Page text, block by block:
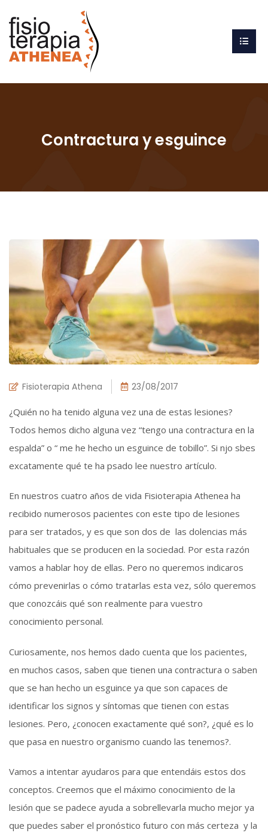
Contractura y esguince
Fisioterapia Athena 23/08/2017
¿Quién no ha tenido alguna vez una de estas lesiones?
Todos hemos dicho alguna vez “tengo una contractura en la
espalda” o “ me he hecho un esguince de tobillo”. Si njo sbes
excatamente qué te ha psado lee nuestro artículo.
En nuestros cuatro años de vida Fisioterapia Athenea ha
recibido numerosos pacientes con este tipo de lesiones
para ser tratados, y es que son dos de las dolencias más
habituales que se producen en la sociedad. Por esta razón
vamos a hablar hoy de ellas. Pero no queremos indicaros
cómo prevenirlas o cómo tratarlas esta vez, sólo queremos
que conozcáis qué son realmente para vuestro
conocimiento personal.
Curiosamente, nos hemos dado cuenta que los pacientes,
en muchos casos, saben que tienen una contractura o saben
que se han hecho un esguince ya que son capaces de
identificar los signos y síntomas que tienen con estas
lesiones. Pero, ¿conocen exactamente qué son?, ¿qué es lo
que pasa en nuestro organismo cuando las tenemos?.
Vamos a intentar ayudaros para que entendáis estos dos
conceptos. Creemos que el máximo conocimiento de la
lesión que se padece ayuda a sobrellevarla mucho mejor ya
que puedes saber el pronóstico futuro con más certeza y la